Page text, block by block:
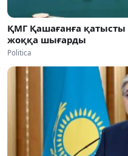
ҚМГ Қашағанға
жоққа шығарды
Politica